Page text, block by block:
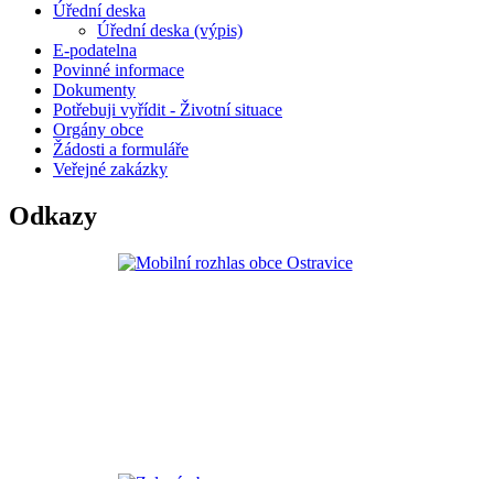
Úřední deska
Úřední deska (výpis)
E-podatelna
Povinné informace
Dokumenty
Potřebuji vyřídit - Životní situace
Orgány obce
Žádosti a formuláře
Veřejné zakázky
Odkazy